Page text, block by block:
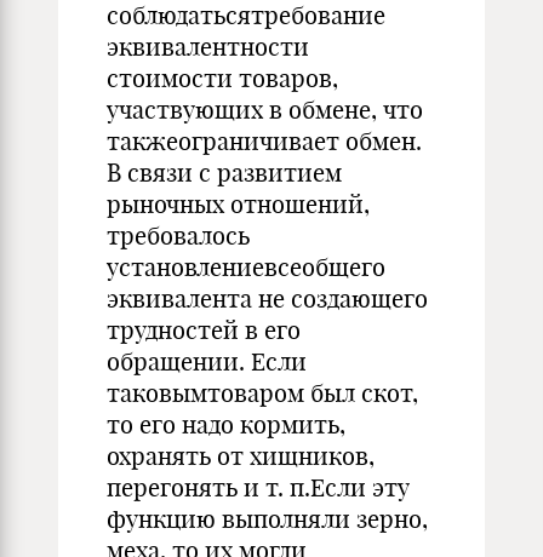
соблюдатьсятребование
эквивалентности
стоимости товаров,
участвующих в обмене, что
такжеограничивает обмен.
В связи с развитием
рыночных отношений,
требовалось
установлениевсеобщего
эквивалента не создающего
трудностей в его
обращении. Если
таковымтоваром был скот,
то его надо кормить,
охранять от хищников,
перегонять и т. п.Если эту
функцию выполняли зерно,
меха, то их могли